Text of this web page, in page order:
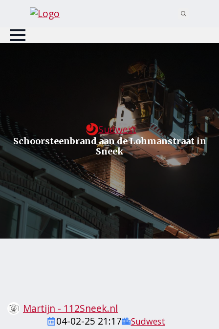
Sudwest
Schoorsteenbrand aan de Lohmanstraat in
Sneek
Martijn - 112Sneek.nl
04-02-25 21:17
Sudwest